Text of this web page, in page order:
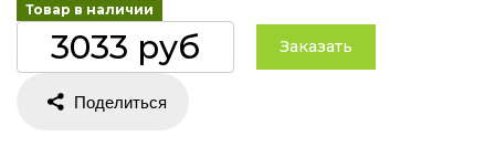
Товар в наличии
3033 руб Заказать